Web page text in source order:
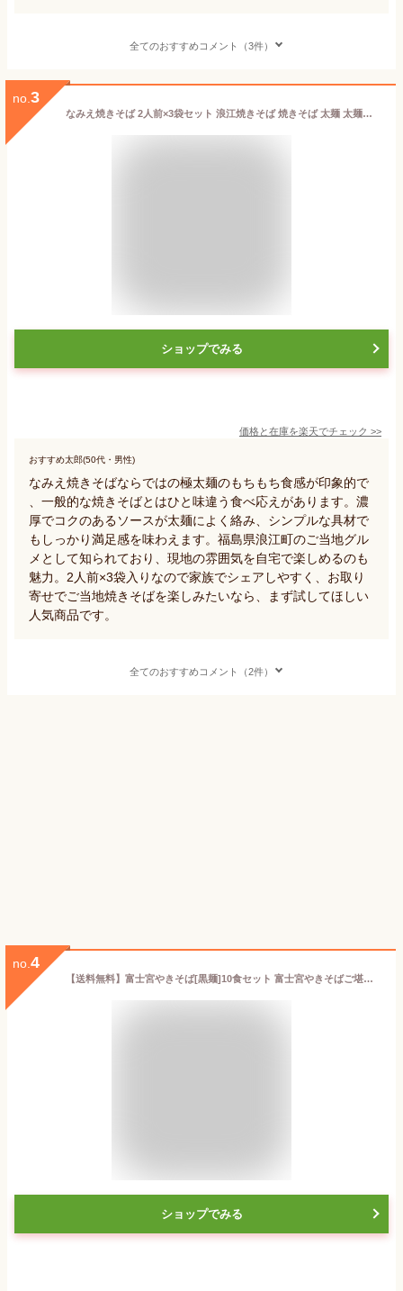
全てのおすすめコメント（3件）
no. 3
なみえ焼きそば 2人前×3袋セット 浪江焼きそば 焼きそば 太麺 太麺焼きそば 極太麺 やきそば ヤキソバ 浪江 ご当地グルメ 福島県浪江町 福島土産 福島お土産 めんの旭屋 旭屋 郡山銘販 まざっせこらっせ
ショップでみる
価格と在庫を楽天でチェック >>
おすすめ太郎(50代・男性)
なみえ焼きそばならではの極太麺のもちもち食感が印象的で
、一般的な焼きそばとはひと味違う食べ応えがあります。濃
厚でコクのあるソースが太麺によく絡み、シンプルな具材で
もしっかり満足感を味わえます。福島県浪江町のご当地グル
メとして知られており、現地の雰囲気を自宅で楽しめるのも
魅力。2人前×3袋入りなので家族でシェアしやすく、お取り
寄せでご当地焼きそばを楽しみたいなら、まず試してほしい
人気商品です。
全てのおすすめコメント（2件）
no. 4
【送料無料】富士宮やきそば[黒麺]10食セット 富士宮やきそばご堪能セット! ご当地 グルメ お取り寄せ B級 BBQやキャンプに大人気！
ショップでみる